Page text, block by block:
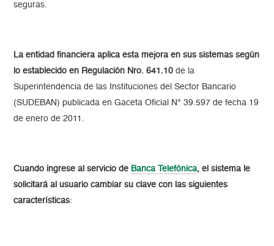
seguras.
La entidad financiera aplica esta mejora en sus sistemas según
lo establecido en Regulación Nro. 641.10 de la
Superintendencia de las Instituciones del Sector Bancario
(SUDEBAN) publicada en Gaceta Oficial N° 39.597 de fecha 19
de enero de 2011.
Cuando ingrese al servicio de Banca Telefónica, el sistema le
solicitará al usuario cambiar su clave con las siguientes
características: